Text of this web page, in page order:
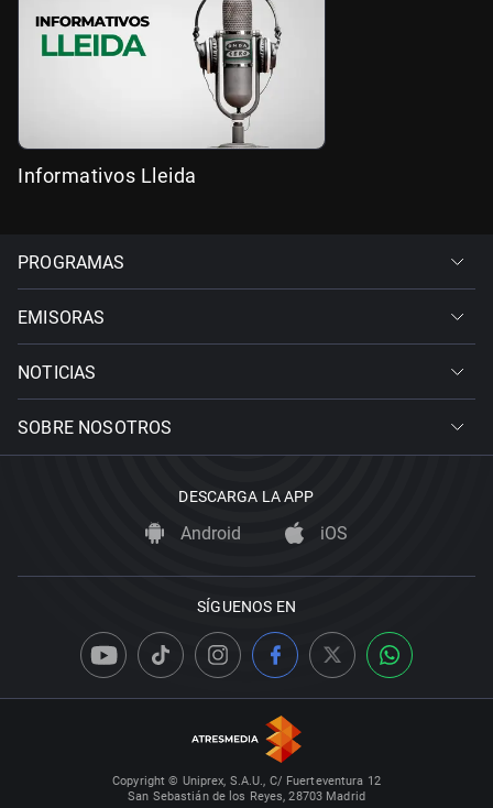
Informativos Lleida
PROGRAMAS
EMISORAS
NOTICIAS
SOBRE NOSOTROS
DESCARGA LA APP
Android iOS
SÍGUENOS EN
Copyright © Uniprex, S.A.U., C/ Fuerteventura 12
San Sebastián de los Reyes, 28703 Madrid